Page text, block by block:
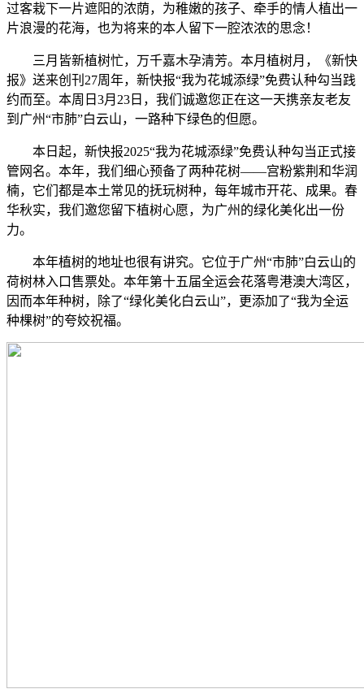
过客栽下一片遮阳的浓荫，为稚嫩的孩子、牵手的情人植出一
片浪漫的花海，也为将来的本人留下一腔浓浓的思念！
三月皆新植树忙，万千嘉木孕清芳。本月植树月，《新快
报》送来创刊27周年，新快报“我为花城添绿”免费认种勾当践
约而至。本周日3月23日，我们诚邀您正在这一天携亲友老友
到广州“市肺”白云山，一路种下绿色的但愿。
本日起，新快报2025“我为花城添绿”免费认种勾当正式接
管网名。本年，我们细心预备了两种花树——宫粉紫荆和华润
楠，它们都是本土常见的抚玩树种，每年城市开花、成果。春
华秋实，我们邀您留下植树心愿，为广州的绿化美化出一份
力。
本年植树的地址也很有讲究。它位于广州“市肺”白云山的
荷树林入口售票处。本年第十五届全运会花落粤港澳大湾区，
因而本年种树，除了“绿化美化白云山”，更添加了“我为全运
种棵树”的夸姣祝福。